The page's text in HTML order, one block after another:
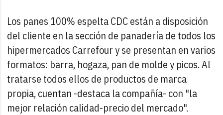
Los panes 100% espelta CDC están a disposición
del cliente en la sección de panadería de todos los
hipermercados Carrefour y se presentan en varios
formatos: barra, hogaza, pan de molde y picos. Al
tratarse todos ellos de productos de marca
propia, cuentan -destaca la compañía- con "la
mejor relación calidad-precio del mercado".